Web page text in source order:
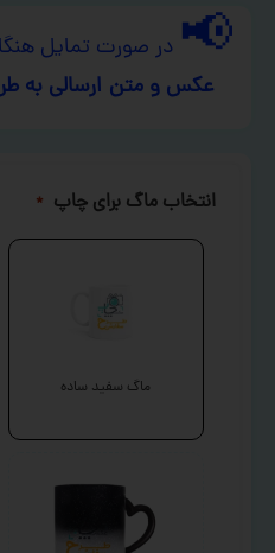
📢 در صورت تمایل
عکس و متن ارسالی به
انتخاب ماگ برای چاپ *
ماگ سفید ساده